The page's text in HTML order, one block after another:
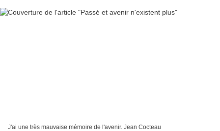
J'ai une très mauvaise mémoire de l'avenir. Jean Cocteau